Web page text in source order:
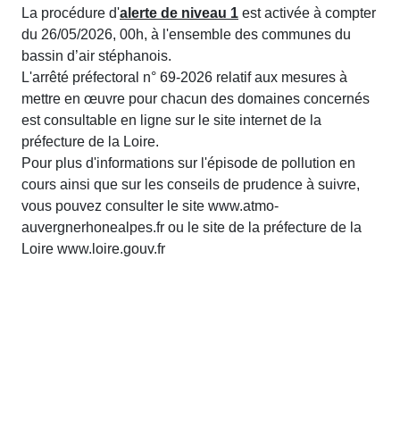
La procédure d'alerte de niveau 1 est activée à compter
du 26/05/2026, 00h, à l'ensemble des communes du
bassin d’air stéphanois.
L'arrêté préfectoral n° 69-2026 relatif aux mesures à
mettre en œuvre pour chacun des domaines concernés
est consultable en ligne sur le site internet de la
préfecture de la Loire.
Pour plus d'informations sur l'épisode de pollution en
cours ainsi que sur les conseils de prudence à suivre,
vous pouvez consulter le site www.atmo-
auvergnerhonealpes.fr ou le site de la préfecture de la
Loire www.loire.gouv.fr